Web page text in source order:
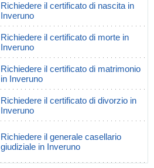
Richiedere il certificato di nascita in
Inveruno
Richiedere il certificato di morte in
Inveruno
Richiedere il certificato di matrimonio
in Inveruno
Richiedere il certificato di divorzio in
Inveruno
Richiedere il generale casellario
giudiziale in Inveruno